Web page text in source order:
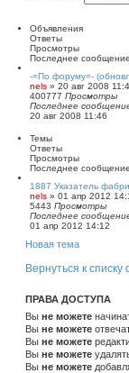
о
а
е
н
ы
й
п
о
Объявления
Ответы
Просмотры
Последнее сообщение
-=По форуму=-
nels » 20 авг 2008
400777 Просмотры
Последнее
20 авг 2008 11:46
Темы
Ответы
Просмотры
Последнее сообщение
1887 Указатель
nels » 01 апр 2012
5443 Просмотры
Последнее
01 апр 2012 14:12
Новая тема
Вернуться к
ПРАВА ДОСТУПА
Вы не можете
Вы не можете
Вы не можете
Вы не можете
Вы не можете